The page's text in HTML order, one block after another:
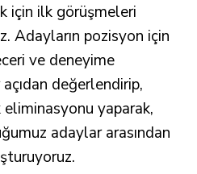
için ilk görüşmeleri
Adayların pozisyon için
ve deneyime
değerlendirip,
yaparak,
adaylar arasından